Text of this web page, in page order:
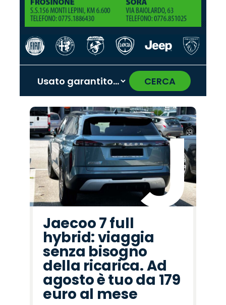
CERCA
Promo
Citroën
Promo
Hyundai
Promo
Land
Rover
Promo
Lancia
Promo
Peugeot
Promo
Cupra
Promo
Mazda
Promo
Jeep
Promo
Alfa
Romeo
Promo
Jaecoo
Promo
Seat
Promo
Fiat
Promo
Omoda
Promo
Abarth
Promo
Opel
‹ ›
Jaecoo 7 full
hybrid: viaggia
senza bisogno
della ricarica. Ad
agosto è tuo da 179
euro al mese